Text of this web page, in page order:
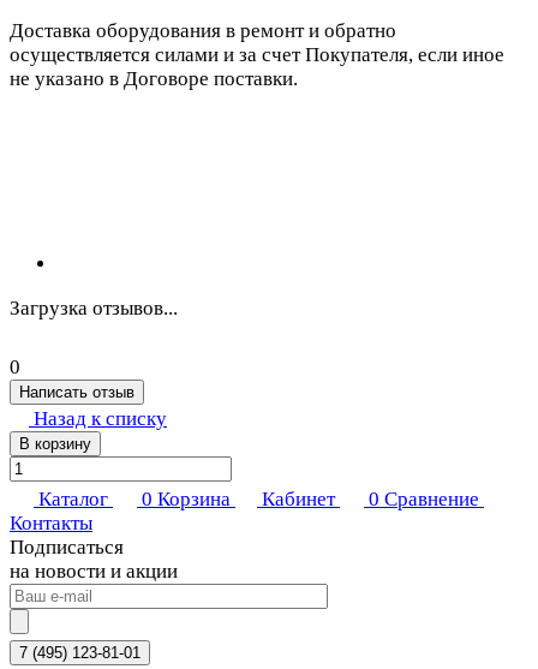
Доставка оборудования в ремонт и обратно
осуществляется силами и за счет Покупателя, если иное
не указано в Договоре поставки.
Загрузка отзывов...
0
Написать отзыв
Назад к списку
В корзину
Каталог 0 Корзина Кабинет 0 Сравнение
Контакты
Подписаться
на новости и акции
7 (495) 123-81-01